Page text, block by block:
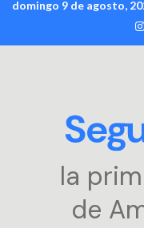
Skip
content
domingo 9 de agosto,
la
de